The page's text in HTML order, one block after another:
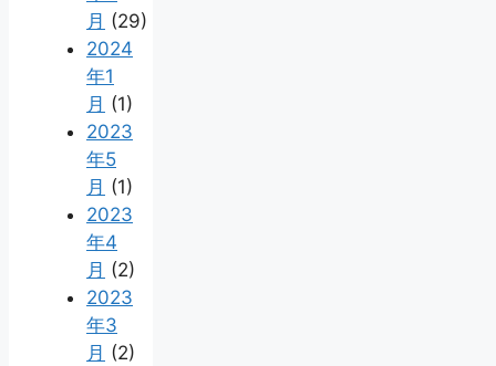
月 (29)
2024
年1
月 (1)
2023
年5
月 (1)
2023
年4
月 (2)
2023
年3
月 (2)